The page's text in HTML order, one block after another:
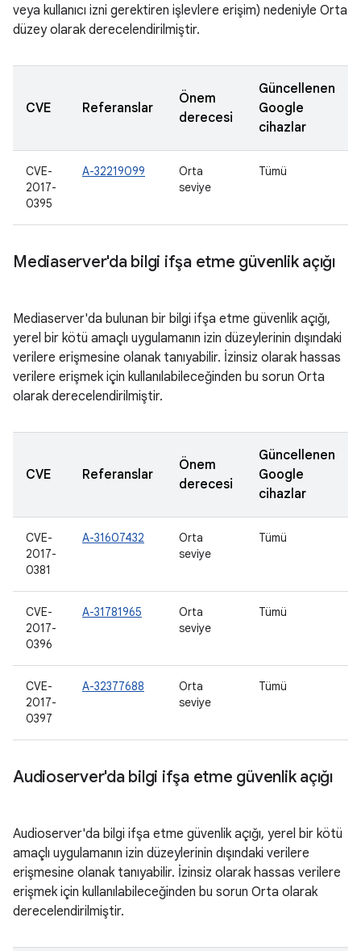
veya kullanıcı izni gerektiren işlevlere erişim) nedeniyle Orta
düzey olarak derecelendirilmiştir.
CVE Referanslar
Önem
derecesi
Güncellenen
Google
cihazlar
CVE-
2017-
0395
A-32219099
Orta
seviye
Tümü
Mediaserver'da bilgi ifşa etme güvenlik açığı
Mediaserver'da bulunan bir bilgi ifşa etme güvenlik açığı,
yerel bir kötü amaçlı uygulamanın izin düzeylerinin dışındaki
verilere erişmesine olanak tanıyabilir. İzinsiz olarak hassas
verilere erişmek için kullanılabileceğinden bu sorun Orta
olarak derecelendirilmiştir.
CVE Referanslar
Önem
derecesi
Güncellenen
Google
cihazlar
CVE-
2017-
0381
A-31607432
Orta
seviye
Tümü
CVE-
2017-
0396
A-31781965
Orta
seviye
Tümü
CVE-
2017-
0397
A-32377688
Orta
seviye
Tümü
Audioserver'da bilgi ifşa etme güvenlik açığı
Audioserver'da bilgi ifşa etme güvenlik açığı, yerel bir kötü
amaçlı uygulamanın izin düzeylerinin dışındaki verilere
erişmesine olanak tanıyabilir. İzinsiz olarak hassas verilere
erişmek için kullanılabileceğinden bu sorun Orta olarak
derecelendirilmiştir.